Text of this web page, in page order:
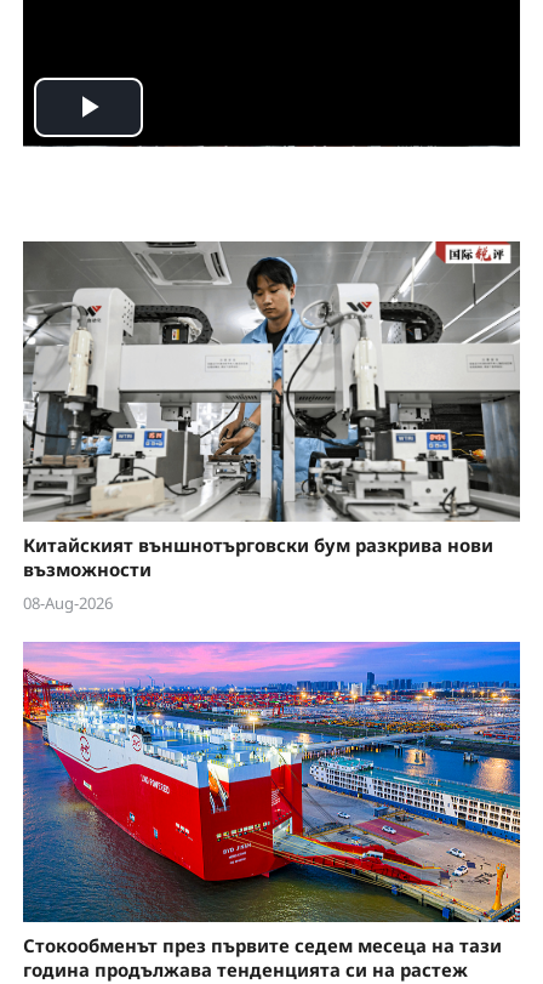
P
a
y
V
i
d
e
o
Китайският външнотърговски бум разкрива нови
възможности
08-Aug-2026
Стокообменът през първите седем месеца на тази
година продължава тенденцията си на растеж